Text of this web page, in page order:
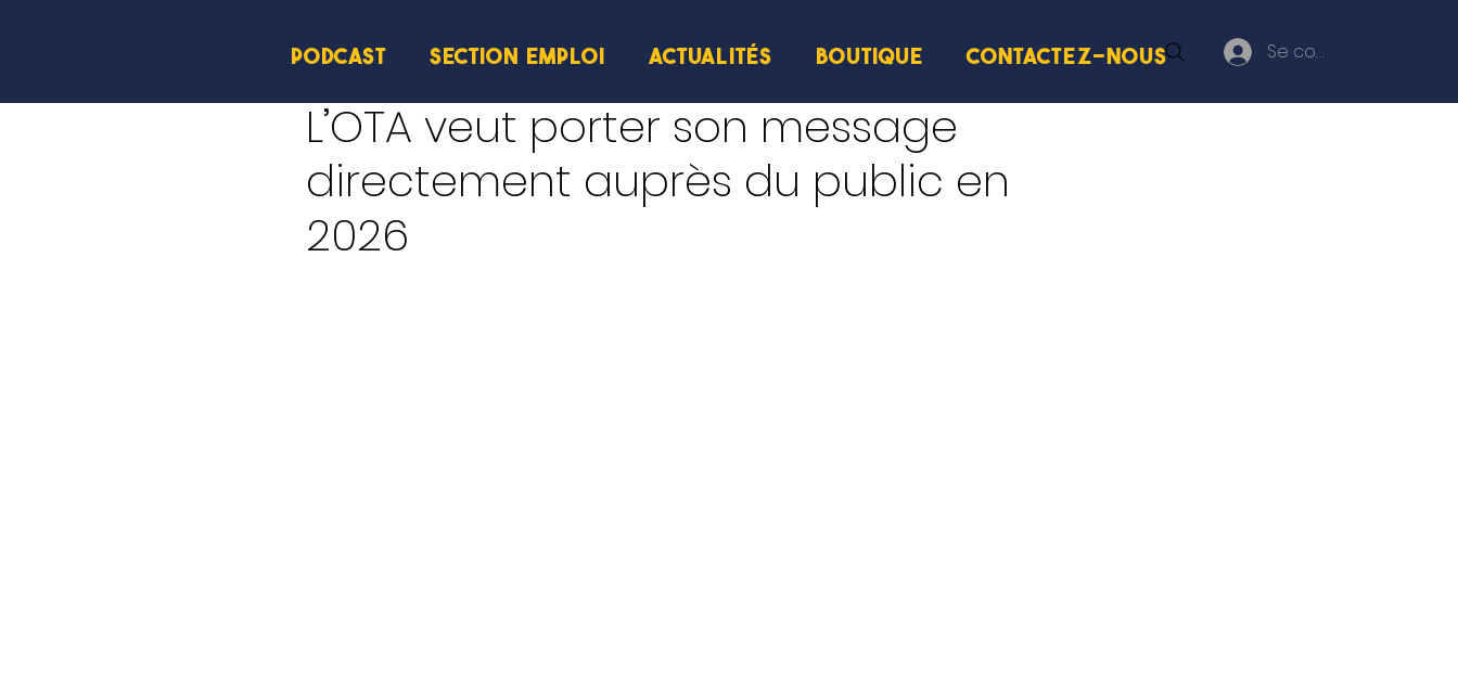
Se connecter
PODCAST SECTION EMPLOI ACTUALITÉS BOUTIQUE Contactez-nous
L’OTA veut porter son message
directement auprès du public en
2026